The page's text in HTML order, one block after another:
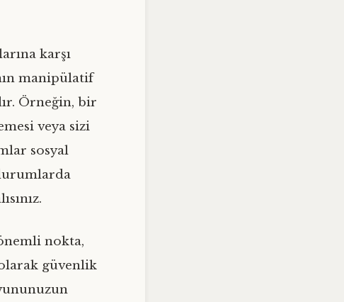
karşı
manipülatif
Örneğin, bir
veya sizi
sosyal
nokta,
güvenlik